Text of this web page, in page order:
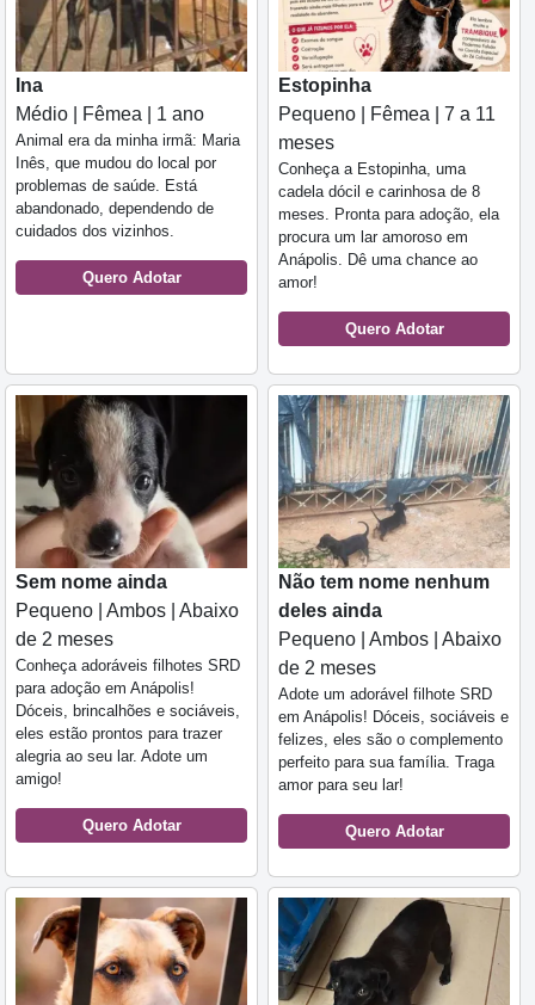
Ina
Médio | Fêmea | 1 ano
Animal era da minha irmã: Maria
Inês, que mudou do local por
problemas de saúde. Está
abandonado, dependendo de
cuidados dos vizinhos.
Quero Adotar
Estopinha
Pequeno | Fêmea | 7 a 11
meses
Conheça a Estopinha, uma
cadela dócil e carinhosa de 8
meses. Pronta para adoção, ela
procura um lar amoroso em
Anápolis. Dê uma chance ao
amor!
Quero Adotar
Sem nome ainda
Pequeno | Ambos | Abaixo
de 2 meses
Conheça adoráveis filhotes SRD
para adoção em Anápolis!
Dóceis, brincalhões e sociáveis,
eles estão prontos para trazer
alegria ao seu lar. Adote um
amigo!
Quero Adotar
Não tem nome nenhum
deles ainda
Pequeno | Ambos | Abaixo
de 2 meses
Adote um adorável filhote SRD
em Anápolis! Dóceis, sociáveis e
felizes, eles são o complemento
perfeito para sua família. Traga
amor para seu lar!
Quero Adotar